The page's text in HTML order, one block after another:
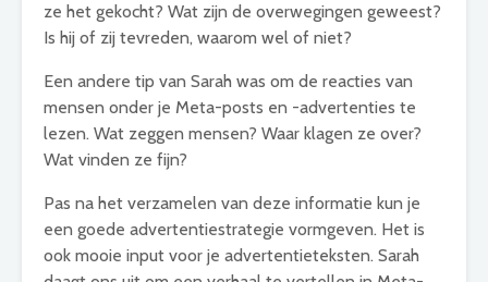
ze het gekocht? Wat zijn de overwegingen geweest?
Is hij of zij tevreden, waarom wel of niet?
Een andere tip van Sarah was om de reacties van
mensen onder je Meta-posts en -advertenties te
lezen. Wat zeggen mensen? Waar klagen ze over?
Wat vinden ze fijn?
Pas na het verzamelen van deze informatie kun je
een goede advertentiestrategie vormgeven. Het is
ook mooie input voor je advertentieteksten. Sarah